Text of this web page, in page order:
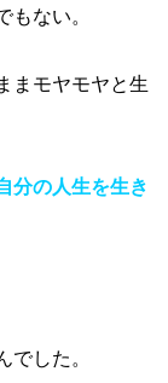
もない。
まモヤモヤと生
分の人生を生き
でした。